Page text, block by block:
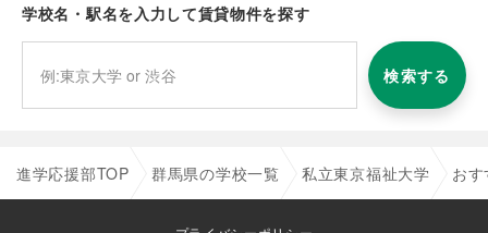
学校名・駅名を入力して賃貸物件を探す
検索する
進学応援部TOP 群馬県の学校一覧 私立東京福祉大学 お